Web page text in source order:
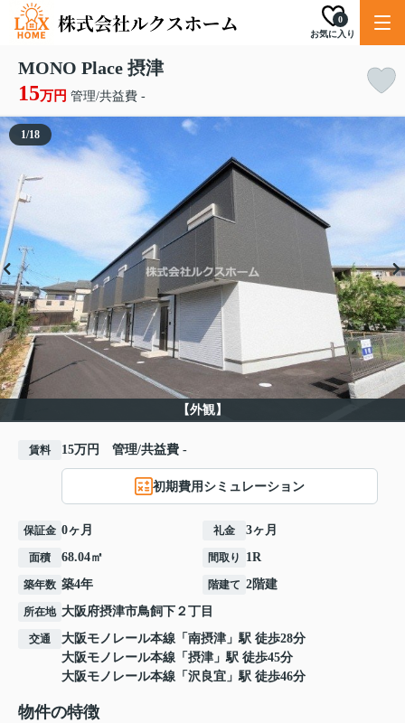
お気に入り
0
MONO Place 摂津
15万円 管理/共益費 -
【外観】
1/18
賃料 15万円 管理/共益費 -
初期費用シミュレーション
保証金 0ヶ月 礼金 3ヶ月
面積 68.04㎡ 間取り 1R
築年数 築4年 階建て 2階建
所在地 大阪府摂津市鳥飼下 ２丁目
交通 大阪モノレール本線 「 南摂津 」駅 徒歩28分
大阪モノレール本線 「 摂津 」駅 徒歩45分
大阪モノレール本線 「 沢良宜 」駅 徒歩46分
物件の特徴